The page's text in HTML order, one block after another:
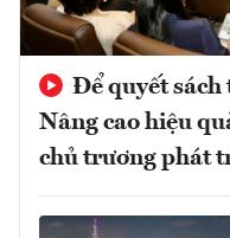
Để quyết
Nâng cao hiệu
chủ trương phát